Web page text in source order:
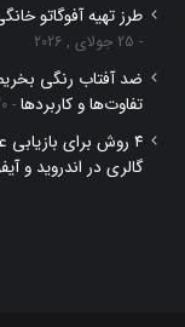
طرز تهیه آفوگاتو
25 جولای , 2026
ضد آفتاب رنگی
تفاوت‌ها و کاربردها 20
۴ روش برای
گالری در اندروید و
سایه
سنگین
«قوی
بودن»:
آنچه
درباره
فرسودگی
7 می , 2026
سایه